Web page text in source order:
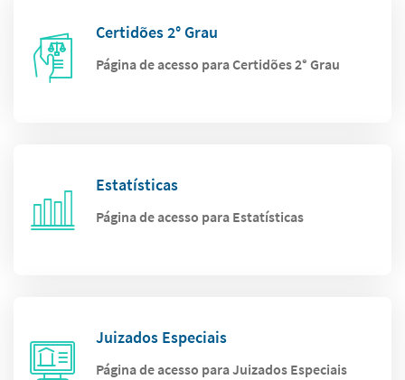
Certidões 2° Grau
Página de acesso para Certidões 2° Grau
Estatísticas
Página de acesso para Estatísticas
Juizados Especiais
Página de acesso para Juizados Especiais